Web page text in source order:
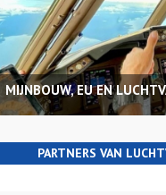
MIJNBOUW, EU EN
PARTNERS VAN